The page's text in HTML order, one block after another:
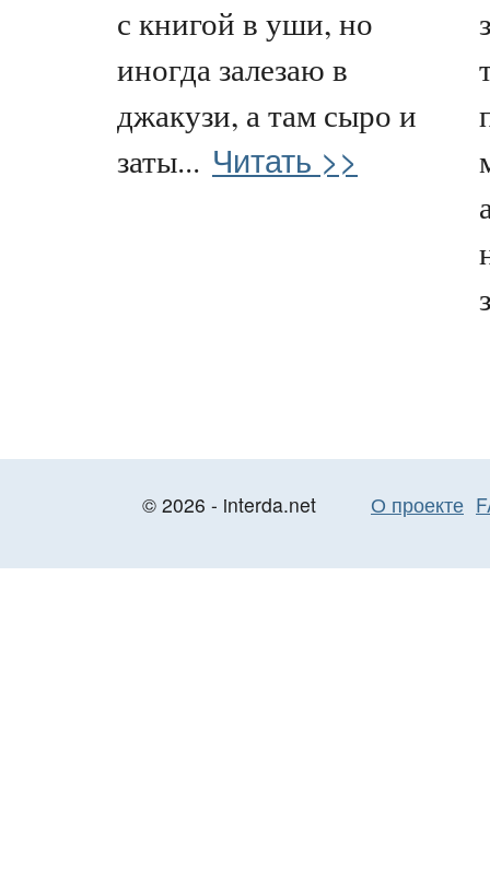
с книгой в уши, но
иногда залезаю в
джакузи, а там сыро и
заты... Читать >>
© 2026 - interda.net О проекте